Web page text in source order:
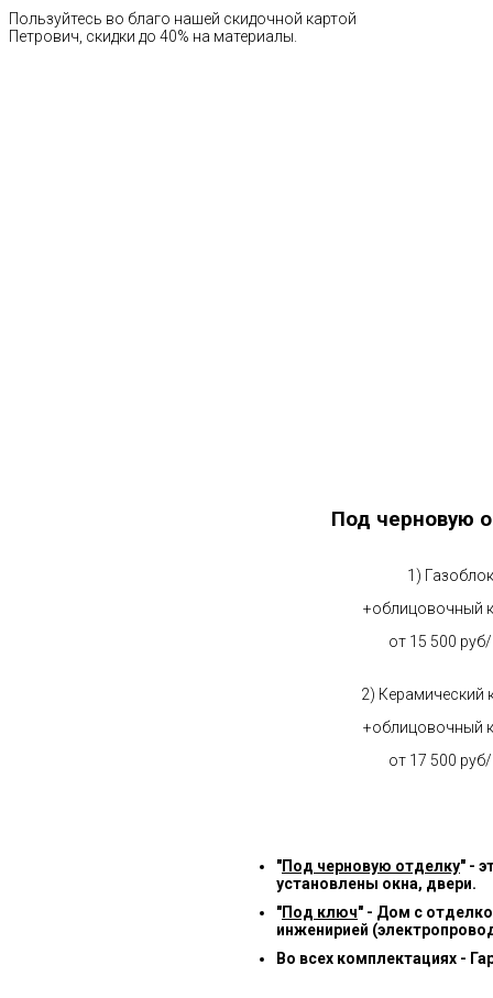
Пользуйтесь во благо нашей скидочной картой
Петрович, скидки до 40% на материалы.
Под черновую
1) Газоблок
+облицовочный
от 15 500
2) Керамический
+облицовочный
от 17 500
"Под черновую отделку" -
установлены окна, двери.
"Под ключ" - Дом с
инженирией
Во всех комплектациях -